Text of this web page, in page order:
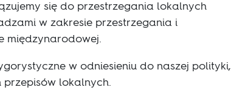
się do przestrzegania lokalnych
w zakresie przestrzegania i
międzynarodowej.
w odniesieniu do naszej polityki,
lokalnych.